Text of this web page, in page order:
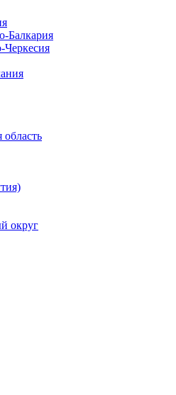
Балкария
Черкесия
область
округ